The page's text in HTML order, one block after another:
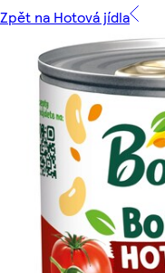
Zpět na Hotová jídla